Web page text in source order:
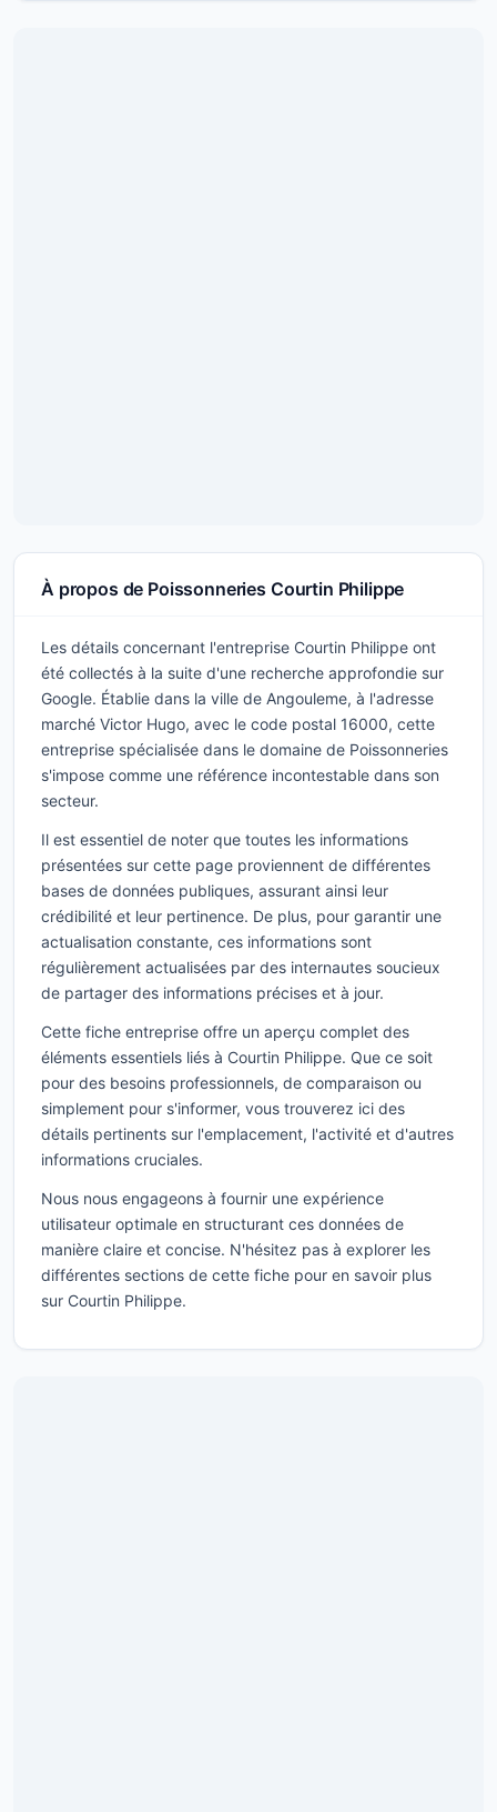
À propos de Poissonneries Courtin Philippe
Les détails concernant l'entreprise Courtin Philippe ont
été collectés à la suite d'une recherche approfondie sur
Google. Établie dans la ville de Angouleme, à l'adresse
marché Victor Hugo, avec le code postal 16000, cette
entreprise spécialisée dans le domaine de Poissonneries
s'impose comme une référence incontestable dans son
secteur.
Il est essentiel de noter que toutes les informations
présentées sur cette page proviennent de différentes
bases de données publiques, assurant ainsi leur
crédibilité et leur pertinence. De plus, pour garantir une
actualisation constante, ces informations sont
régulièrement actualisées par des internautes soucieux
de partager des informations précises et à jour.
Cette fiche entreprise offre un aperçu complet des
éléments essentiels liés à Courtin Philippe. Que ce soit
pour des besoins professionnels, de comparaison ou
simplement pour s'informer, vous trouverez ici des
détails pertinents sur l'emplacement, l'activité et d'autres
informations cruciales.
Nous nous engageons à fournir une expérience
utilisateur optimale en structurant ces données de
manière claire et concise. N'hésitez pas à explorer les
différentes sections de cette fiche pour en savoir plus
sur Courtin Philippe.